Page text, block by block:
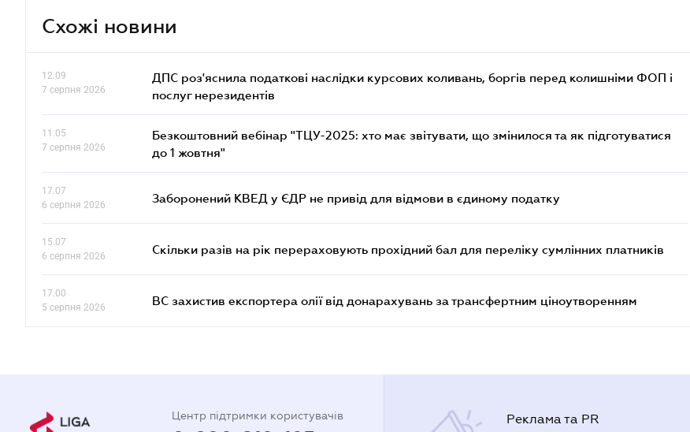
Схожі новини
12.09
7 серпня 2026
ДПС роз'яснила податкові наслідки курсових коливань, боргів перед колишніми ФОП і
послуг нерезидентів
11.05
7 серпня 2026
Безкоштовний вебінар "ТЦУ-2025: хто має звітувати, що змінилося та як підготуватися
до 1 жовтня"
17.07
6 серпня 2026
Заборонений КВЕД у ЄДР не привід для відмови в єдиному податку
15.07
6 серпня 2026
Скільки разів на рік перераховують прохідний бал для переліку сумлінних платників
17.00
5 серпня 2026
ВС захистив експортера олії від донарахувань за трансфертним ціноутворенням
Центр підтримки користувачів
Реклама та PR